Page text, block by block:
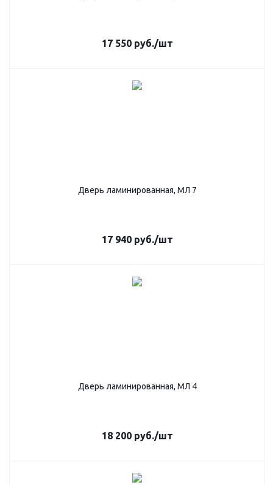
17 550руб./шт
Дверь ламинированная, МЛ 7
17 940руб./шт
Дверь ламинированная, МЛ 4
18 200руб./шт